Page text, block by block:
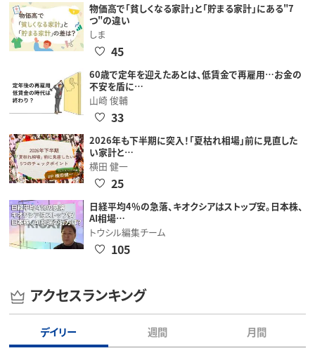
物価高で「貧しくなる家計」と「貯まる家計」にある"7
つ"の違い
しま
45
60歳で定年を迎えたあとは、低賃金で再雇用…お金の
不安を盾に…
山崎 俊輔
33
2026年も下半期に突入！「夏枯れ相場」前に見直した
い家計と…
横田 健一
25
日経平均4％の急落、キオクシアはストップ安。日本株、
AI相場…
トウシル編集チーム
105
アクセスランキング
デイリー 週間 月間